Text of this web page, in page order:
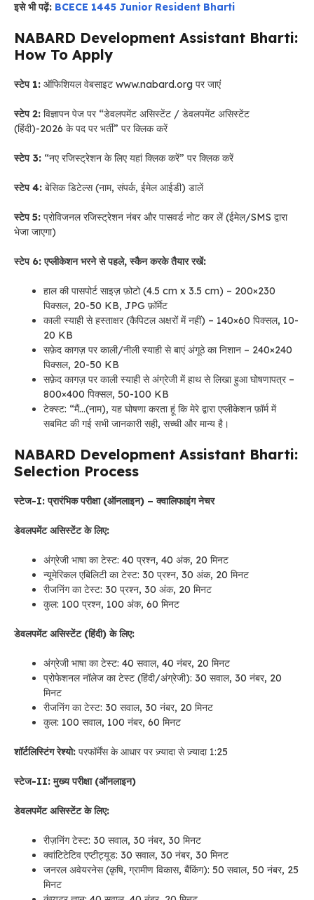
इसे भी पढ़ें: BCECE 1445 Junior Resident Bharti
NABARD Development Assistant Bharti:
How To Apply
स्टेप 1: ऑफिशियल वेबसाइट www.nabard.org पर जाएं
स्टेप 2: विज्ञापन पेज पर “डेवलपमेंट असिस्टेंट / डेवलपमेंट असिस्टेंट
(हिंदी)-2026 के पद पर भर्ती” पर क्लिक करें
स्टेप 3: “नए रजिस्ट्रेशन के लिए यहां क्लिक करें” पर क्लिक करें
स्टेप 4: बेसिक डिटेल्स (नाम, संपर्क, ईमेल आईडी) डालें
स्टेप 5: प्रोविजनल रजिस्ट्रेशन नंबर और पासवर्ड नोट कर लें (ईमेल/SMS द्वारा
भेजा जाएगा)
स्टेप 6: एप्लीकेशन भरने से पहले, स्कैन करके तैयार रखें:
हाल की पासपोर्ट साइज़ फ़ोटो (4.5 cm x 3.5 cm) – 200×230
पिक्सल, 20-50 KB, JPG फ़ॉर्मेट
काली स्याही से हस्ताक्षर (कैपिटल अक्षरों में नहीं) – 140×60 पिक्सल, 10-
20 KB
सफ़ेद कागज़ पर काली/नीली स्याही से बाएं अंगूठे का निशान – 240×240
पिक्सल, 20-50 KB
सफ़ेद कागज़ पर काली स्याही से अंग्रेजी में हाथ से लिखा हुआ घोषणापत्र –
800×400 पिक्सल, 50-100 KB
टेक्स्ट: “मैं…(नाम), यह घोषणा करता हूं कि मेरे द्वारा एप्लीकेशन फ़ॉर्म में
सबमिट की गई सभी जानकारी सही, सच्ची और मान्य है।
NABARD Development Assistant Bharti:
Selection Process
स्टेज-I: प्रारंभिक परीक्षा (ऑनलाइन) – क्वालिफाइंग नेचर
डेवलपमेंट असिस्टेंट के लिए:
अंग्रेजी भाषा का टेस्ट: 40 प्रश्न, 40 अंक, 20 मिनट
न्यूमेरिकल एबिलिटी का टेस्ट: 30 प्रश्न, 30 अंक, 20 मिनट
रीजनिंग का टेस्ट: 30 प्रश्न, 30 अंक, 20 मिनट
कुल: 100 प्रश्न, 100 अंक, 60 मिनट
डेवलपमेंट असिस्टेंट (हिंदी) के लिए:
अंग्रेजी भाषा का टेस्ट: 40 सवाल, 40 नंबर, 20 मिनट
प्रोफेशनल नॉलेज का टेस्ट (हिंदी/अंग्रेजी): 30 सवाल, 30 नंबर, 20
मिनट
रीजनिंग का टेस्ट: 30 सवाल, 30 नंबर, 20 मिनट
कुल: 100 सवाल, 100 नंबर, 60 मिनट
शॉर्टलिस्टिंग रेश्यो: परफॉर्मेंस के आधार पर ज़्यादा से ज़्यादा 1:25
स्टेज-II: मुख्य परीक्षा (ऑनलाइन)
डेवलपमेंट असिस्टेंट के लिए:
रीज़निंग टेस्ट: 30 सवाल, 30 नंबर, 30 मिनट
क्वांटिटेटिव एप्टीट्यूड: 30 सवाल, 30 नंबर, 30 मिनट
जनरल अवेयरनेस (कृषि, ग्रामीण विकास, बैंकिंग): 50 सवाल, 50 नंबर, 25
मिनट